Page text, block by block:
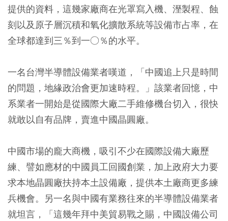
提供的資料，這幾家廠商在光罩寫入機、溼製程、蝕
刻以及原子層沉積和氧化擴散系統等設備市占率，在
全球都達到三％到一○％的水平。
一名台灣半導體設備業者嘆道，「中國追上只是時間
的問題，地緣政治會更加速時程。」該業者回憶，中
系業者一開始是從國際大廠二手維修機台切入，很快
就敢以自有品牌，賣進中國晶圓廠。
中國市場的龐大商機，吸引不少在國際設備大廠歷
練、譬如應材的中國員工回國創業，加上政府大力要
求本地晶圓廠扶持本土設備廠，提供本土廠商更多練
兵機會。另一名與中國有業務往來的半導體設備業者
就坦言，「這幾年拜中美貿易戰之賜，中國設備公司